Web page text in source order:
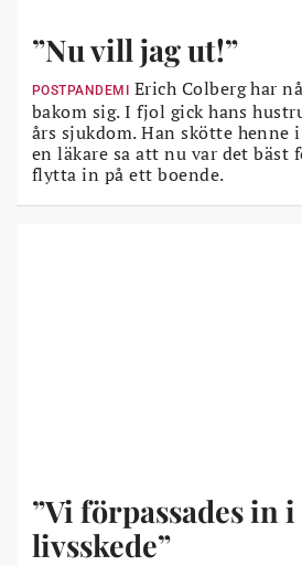
”Nu vill jag ut!”
POSTPANDEMI Erich Colberg har
bakom sig. I fjol gick hans
års sjukdom. Han skötte henne
en läkare sa att nu var det bäst
flytta in på ett boende.
”Vi förpassades in
livsskede”